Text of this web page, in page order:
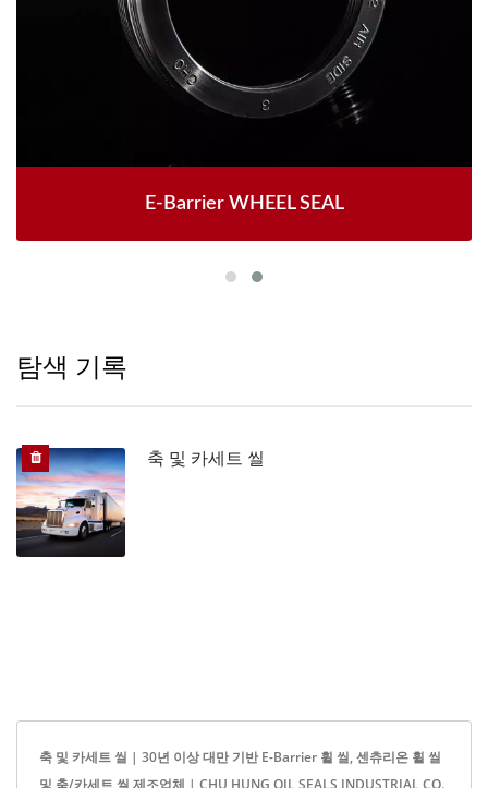
E-Barrier WHEEL SEAL
탐색 기록
축 및 카세트 씰
축 및 카세트 씰 | 30년 이상 대만 기반 E-Barrier 휠 씰, 센츄리온 휠 씰
및 축/카세트 씰 제조업체 | CHU HUNG OIL SEALS INDUSTRIAL CO.,